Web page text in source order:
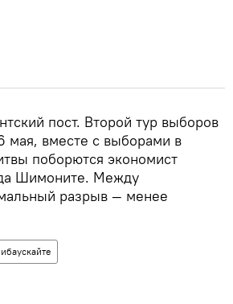
пост. Второй тур выборов
мая, вместе с выборами в
поборются экономист
Шимоните. Между
разрыв — менее